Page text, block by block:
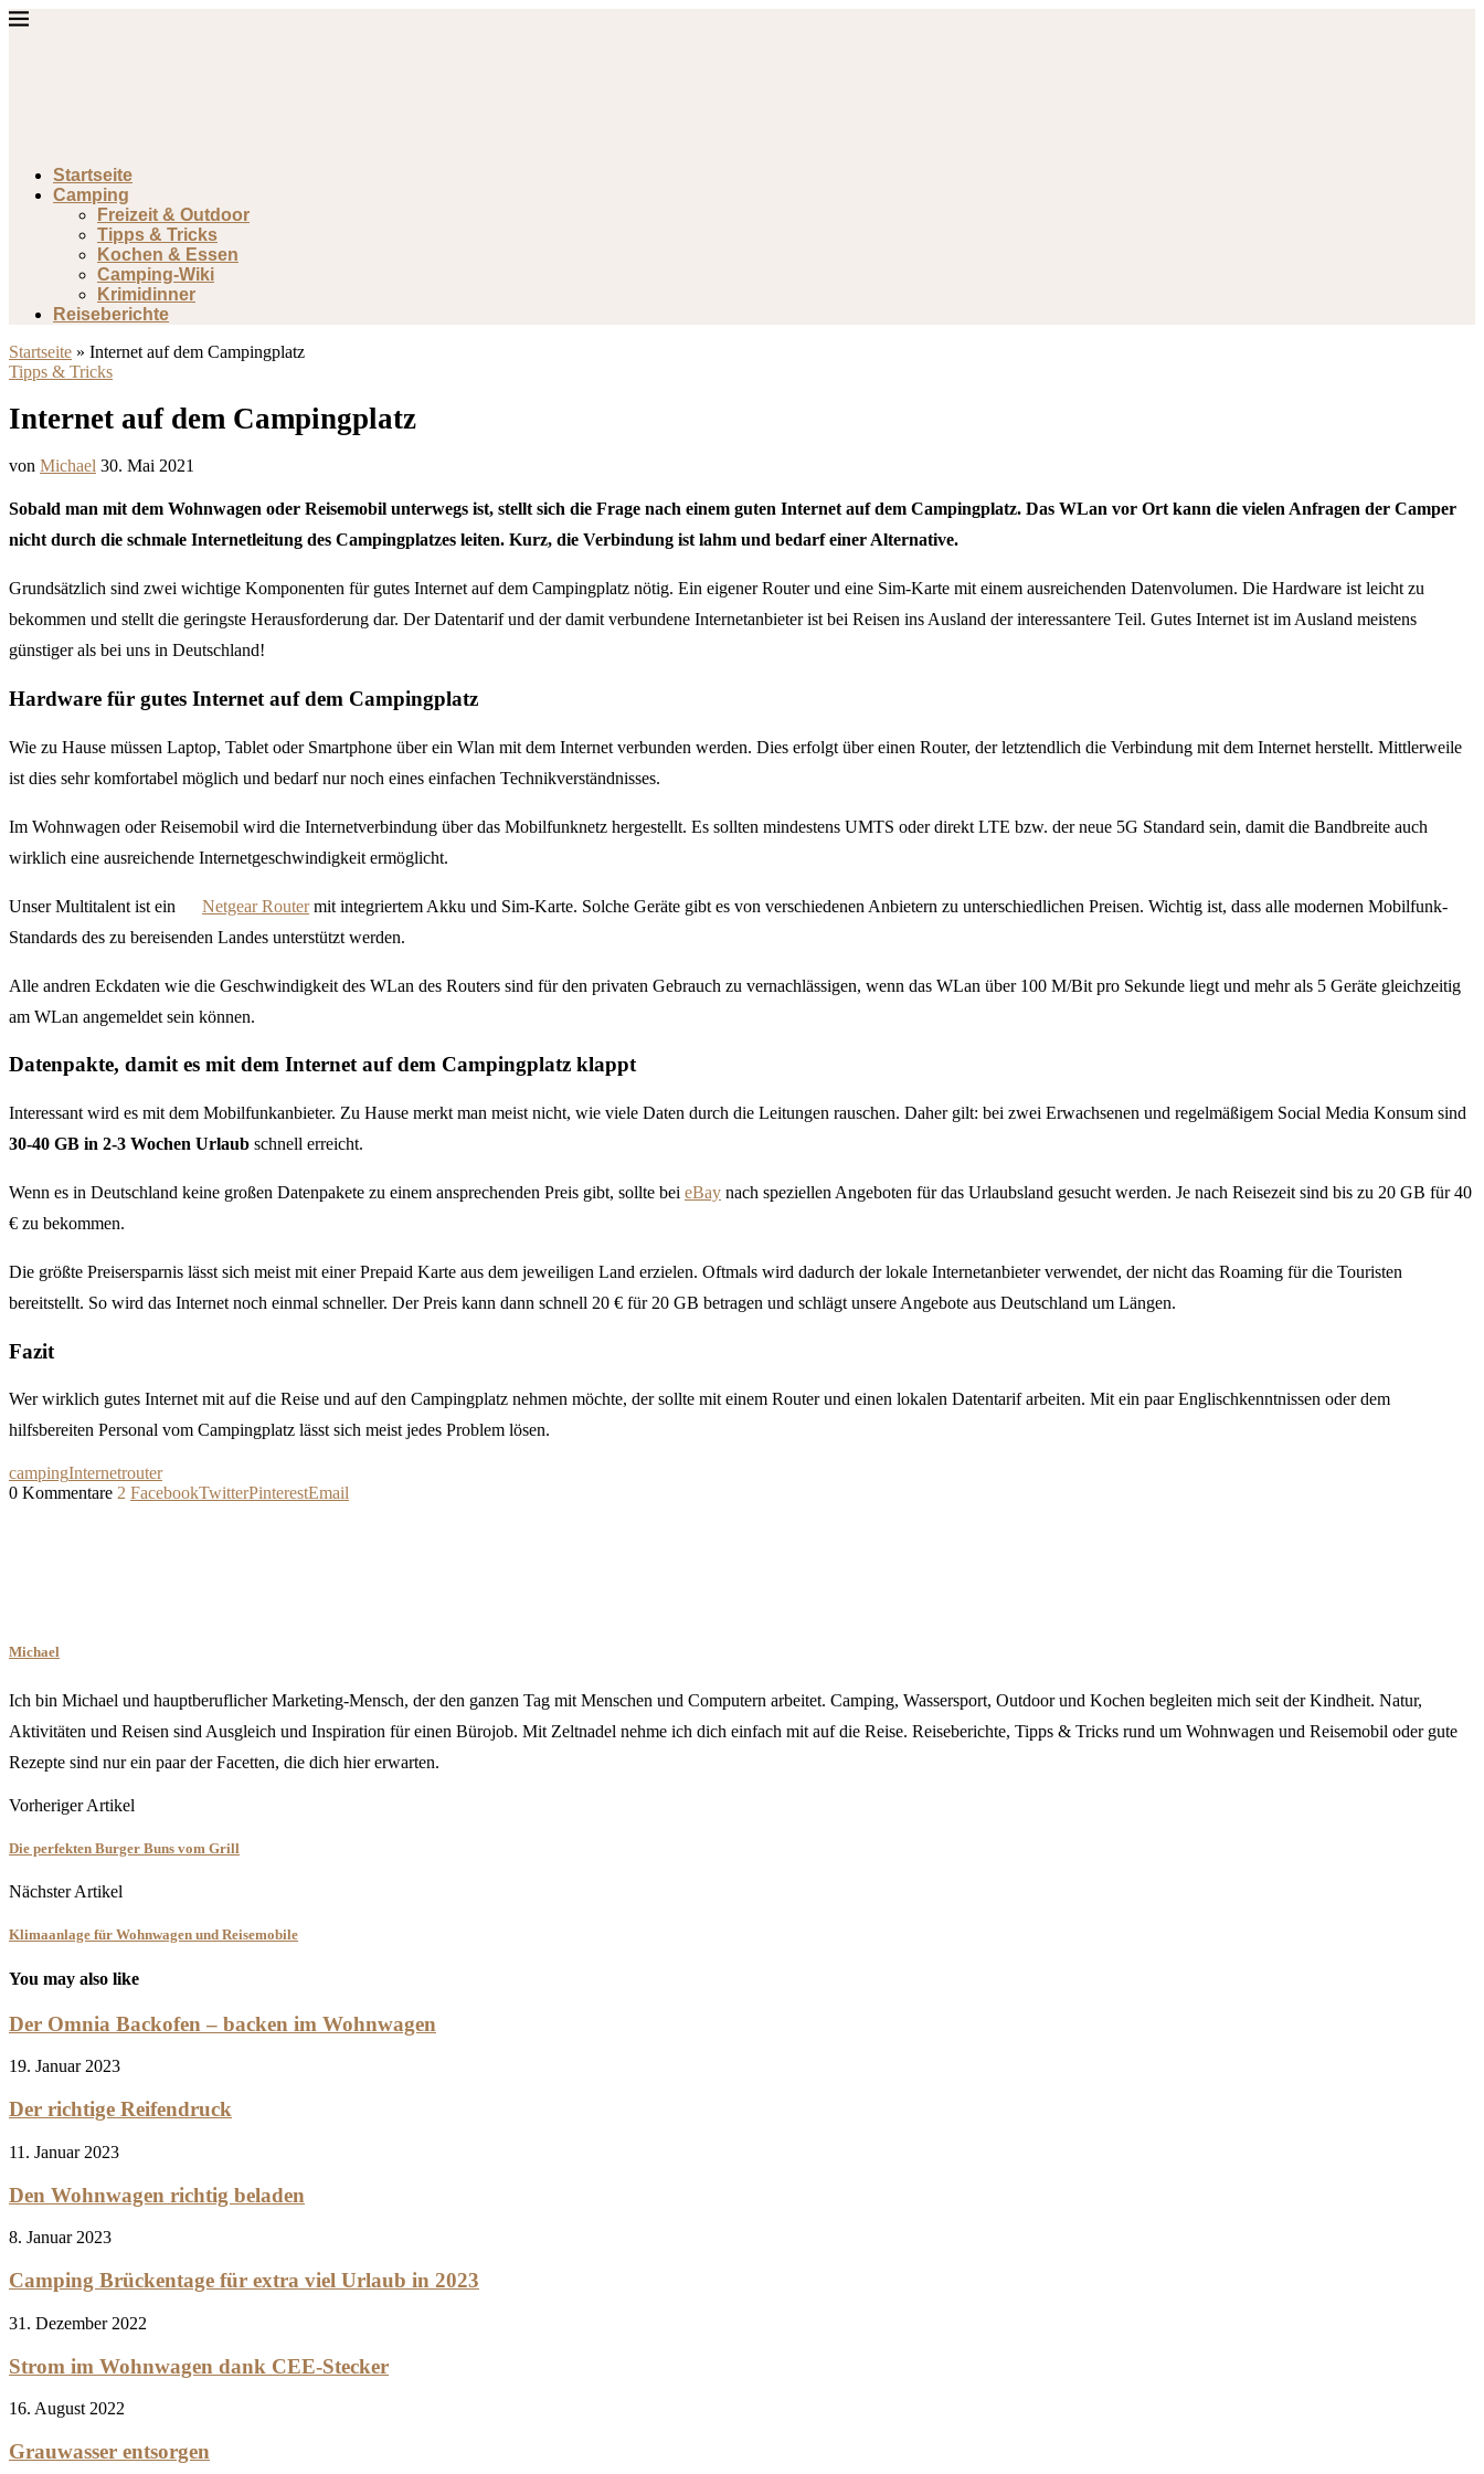
Startseite
Camping
Freizeit & Outdoor
Tipps & Tricks
Kochen & Essen
Camping-Wiki
Krimidinner
Reiseberichte
Startseite » Internet auf dem Campingplatz
Tipps & Tricks
Internet auf dem Campingplatz
von Michael 30. Mai 2021
Sobald man mit dem Wohnwagen oder Reisemobil unterwegs ist, stellt sich die Frage nach einem guten Internet auf dem Campingplatz. Das WLan vor Ort kann die vielen Anfragen der Camper
nicht durch die schmale Internetleitung des Campingplatzes leiten. Kurz, die Verbindung ist lahm und bedarf einer Alternative.
Grundsätzlich sind zwei wichtige Komponenten für gutes Internet auf dem Campingplatz nötig. Ein eigener Router und eine Sim-Karte mit einem ausreichenden Datenvolumen. Die Hardware ist leicht zu
bekommen und stellt die geringste Herausforderung dar. Der Datentarif und der damit verbundene Internetanbieter ist bei Reisen ins Ausland der interessantere Teil. Gutes Internet ist im Ausland meistens
günstiger als bei uns in Deutschland!
Hardware für gutes Internet auf dem Campingplatz
Wie zu Hause müssen Laptop, Tablet oder Smartphone über ein Wlan mit dem Internet verbunden werden. Dies erfolgt über einen Router, der letztendlich die Verbindung mit dem Internet herstellt. Mittlerweile
ist dies sehr komfortabel möglich und bedarf nur noch eines einfachen Technikverständnisses.
Im Wohnwagen oder Reisemobil wird die Internetverbindung über das Mobilfunknetz hergestellt. Es sollten mindestens UMTS oder direkt LTE bzw. der neue 5G Standard sein, damit die Bandbreite auch
wirklich eine ausreichende Internetgeschwindigkeit ermöglicht.
Unser Multitalent ist ein Netgear Routermit integriertem Akku und Sim-Karte. Solche Geräte gibt es von verschiedenen Anbietern zu unterschiedlichen Preisen. Wichtig ist, dass alle modernen Mobilfunk-
Standards des zu bereisenden Landes unterstützt werden.
Alle andren Eckdaten wie die Geschwindigkeit des WLan des Routers sind für den privaten Gebrauch zu vernachlässigen, wenn das WLan über 100 M/Bit pro Sekunde liegt und mehr als 5 Geräte gleichzeitig
am WLan angemeldet sein können.
Datenpakte, damit es mit dem Internet auf dem Campingplatz klappt
Interessant wird es mit dem Mobilfunkanbieter. Zu Hause merkt man meist nicht, wie viele Daten durch die Leitungen rauschen. Daher gilt: bei zwei Erwachsenen und regelmäßigem Social Media Konsum sind
30-40 GB in 2-3 Wochen Urlaub schnell erreicht.
Wenn es in Deutschland keine großen Datenpakete zu einem ansprechenden Preis gibt, sollte bei eBay nach speziellen Angeboten für das Urlaubsland gesucht werden. Je nach Reisezeit sind bis zu 20 GB für 40
€ zu bekommen.
Die größte Preisersparnis lässt sich meist mit einer Prepaid Karte aus dem jeweiligen Land erzielen. Oftmals wird dadurch der lokale Internetanbieter verwendet, der nicht das Roaming für die Touristen
bereitstellt. So wird das Internet noch einmal schneller. Der Preis kann dann schnell 20 € für 20 GB betragen und schlägt unsere Angebote aus Deutschland um Längen.
Fazit
Wer wirklich gutes Internet mit auf die Reise und auf den Campingplatz nehmen möchte, der sollte mit einem Router und einen lokalen Datentarif arbeiten. Mit ein paar Englischkenntnissen oder dem
hilfsbereiten Personal vom Campingplatz lässt sich meist jedes Problem lösen.
campingInternetrouter
0 Kommentare 2 FacebookTwitterPinterestEmail
Michael
Ich bin Michael und hauptberuflicher Marketing-Mensch, der den ganzen Tag mit Menschen und Computern arbeitet. Camping, Wassersport, Outdoor und Kochen begleiten mich seit der Kindheit. Natur,
Aktivitäten und Reisen sind Ausgleich und Inspiration für einen Bürojob. Mit Zeltnadel nehme ich dich einfach mit auf die Reise. Reiseberichte, Tipps & Tricks rund um Wohnwagen und Reisemobil oder gute
Rezepte sind nur ein paar der Facetten, die dich hier erwarten.
Vorheriger Artikel
Die perfekten Burger Buns vom Grill
Nächster Artikel
Klimaanlage für Wohnwagen und Reisemobile
You may also like
Der Omnia Backofen – backen im Wohnwagen
19. Januar 2023
Der richtige Reifendruck
11. Januar 2023
Den Wohnwagen richtig beladen
8. Januar 2023
Camping Brückentage für extra viel Urlaub in 2023
31. Dezember 2022
Strom im Wohnwagen dank CEE-Stecker
16. August 2022
Grauwasser entsorgen